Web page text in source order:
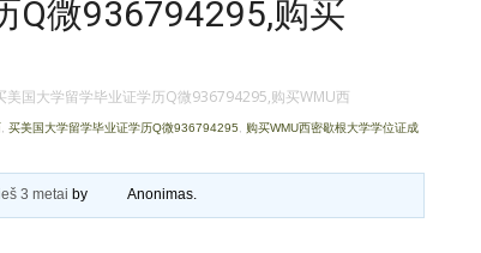
Q微936794295,购买
美国大学留学毕业证学历Q微936794295,购买WMU西
买美国大学留学毕业证学历Q微936794295
购买WMU西密歇根大学学位证成
3 metai by Anonimas.